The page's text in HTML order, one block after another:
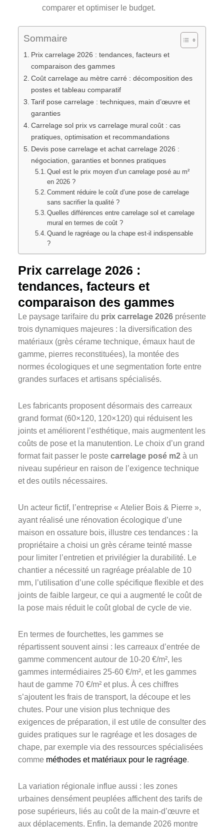
comparer et optimiser le budget.
Sommaire
Prix carrelage 2026 : tendances, facteurs et
comparaison des gammes
Coût carrelage au mètre carré : décomposition des
postes et tableau comparatif
Tarif pose carrelage : techniques, main d’œuvre et
garanties
Carrelage sol prix vs carrelage mural coût : cas
pratiques, optimisation et recommandations
Devis pose carrelage et achat carrelage 2026 :
négociation, garanties et bonnes pratiques
Quel est le prix moyen d’un carrelage posé au m²
en 2026 ?
Comment réduire le coût d’une pose de carrelage
sans sacrifier la qualité ?
Quelles différences entre carrelage sol et carrelage
mural en termes de coût ?
Quand le ragréage ou la chape est-il indispensable
?
Prix carrelage 2026 :
tendances, facteurs et
comparaison des gammes
Le paysage tarifaire du prix carrelage 2026 présente
trois dynamiques majeures : la diversification des
matériaux (grès cérame technique, émaux haut de
gamme, pierres reconstituées), la montée des
normes écologiques et une segmentation forte entre
grandes surfaces et artisans spécialisés.
Les fabricants proposent désormais des carreaux
grand format (60×120, 120×120) qui réduisent les
joints et améliorent l’esthétique, mais augmentent les
coûts de pose et la manutention. Le choix d’un grand
format fait passer le poste carrelage posé m2 à un
niveau supérieur en raison de l’exigence technique
et des outils nécessaires.
Un acteur fictif, l’entreprise « Atelier Bois & Pierre »,
ayant réalisé une rénovation écologique d’une
maison en ossature bois, illustre ces tendances : la
propriétaire a choisi un grès cérame teinté masse
pour limiter l’entretien et privilégier la durabilité. Le
chantier a nécessité un ragréage préalable de 10
mm, l’utilisation d’une colle spécifique flexible et des
joints de faible largeur, ce qui a augmenté le coût de
la pose mais réduit le coût global de cycle de vie.
En termes de fourchettes, les gammes se
répartissent souvent ainsi : les carreaux d’entrée de
gamme commencent autour de 10-20 €/m², les
gammes intermédiaires 25-60 €/m², et les gammes
haut de gamme 70 €/m² et plus. À ces chiffres
s’ajoutent les frais de transport, la découpe et les
chutes. Pour une vision plus technique des
exigences de préparation, il est utile de consulter des
guides pratiques sur le ragréage et les dosages de
chape, par exemple via des ressources spécialisées
comme méthodes et matériaux pour le ragréage.
La variation régionale influe aussi : les zones
urbaines densément peuplées affichent des tarifs de
pose supérieurs, liés au coût de la main-d’œuvre et
aux déplacements. Enfin, la demande 2026 montre